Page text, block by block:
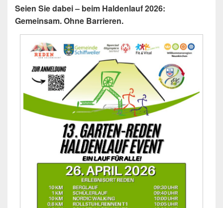
Seien Sie dabei – beim Haldenlauf 2026:
Gemeinsam. Ohne Barrieren.